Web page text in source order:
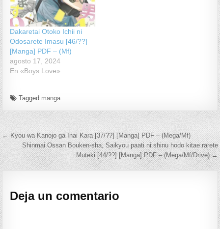
Dakaretai Otoko Ichii ni
Odosarete Imasu [46/??]
[Manga] PDF – (Mf)
agosto 17, 2024
En «Boys Love»
Tagged manga
Navegación de entradas
← Kyou wa Kanojo ga Inai Kara [37/??] [Manga] PDF – (Mega/Mf)
Shinmai Ossan Bouken-sha, Saikyou paati ni shinu hodo kitae rarete
Muteki [44/??] [Manga] PDF – (Mega/Mf/Drive) →
Deja un comentario